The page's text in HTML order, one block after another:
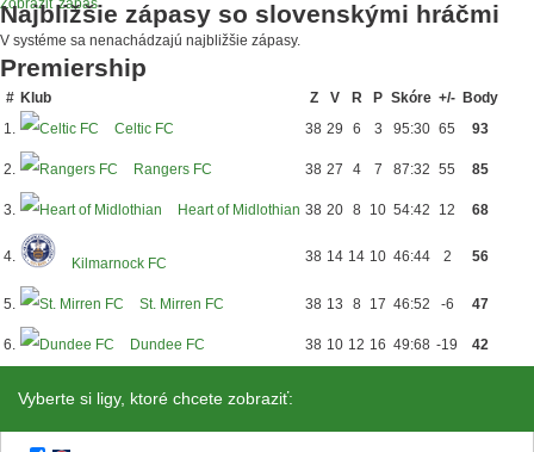
Zobraziť zápas
Najbližšie zápasy so slovenskými hráčmi
V systéme sa nenachádzajú najbližšie zápasy.
Premiership
# Klub Z V R P Skóre +/- Body
1.
Celtic FC 38 29 6 3 95:30 65 93
2. Rangers FC 38 27 4 7 87:32 55 85
3. Heart of Midlothian 38 20 8 10 54:42 12 68
4. Kilmarnock FC 38 14 14 10 46:44 2 56
5. St. Mirren FC 38 13 8 17 46:52 -6 47
6. Dundee FC 38 10 12 16 49:68 -19 42
Vyberte si ligy, ktoré chcete zobraziť: